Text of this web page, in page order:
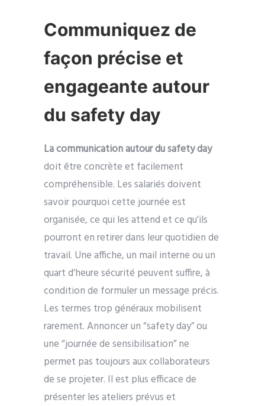
Communiquez de
façon précise et
engageante autour
du safety day
La communication autour du safety day
doit être concrète et facilement
compréhensible. Les salariés doivent
savoir pourquoi cette journée est
organisée, ce qui les attend et ce qu’ils
pourront en retirer dans leur quotidien de
travail. Une affiche, un mail interne ou un
quart d’heure sécurité peuvent suffire, à
condition de formuler un message précis.
Les termes trop généraux mobilisent
rarement. Annoncer un “safety day” ou
une “journée de sensibilisation” ne
permet pas toujours aux collaborateurs
de se projeter. Il est plus efficace de
présenter les ateliers prévus et